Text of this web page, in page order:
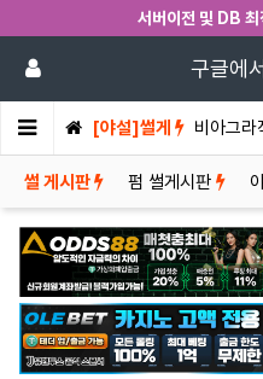
서버이전 및 DB
구글에서
[야설]썰게 비아그라
썰 게시판 펌 썰게시판